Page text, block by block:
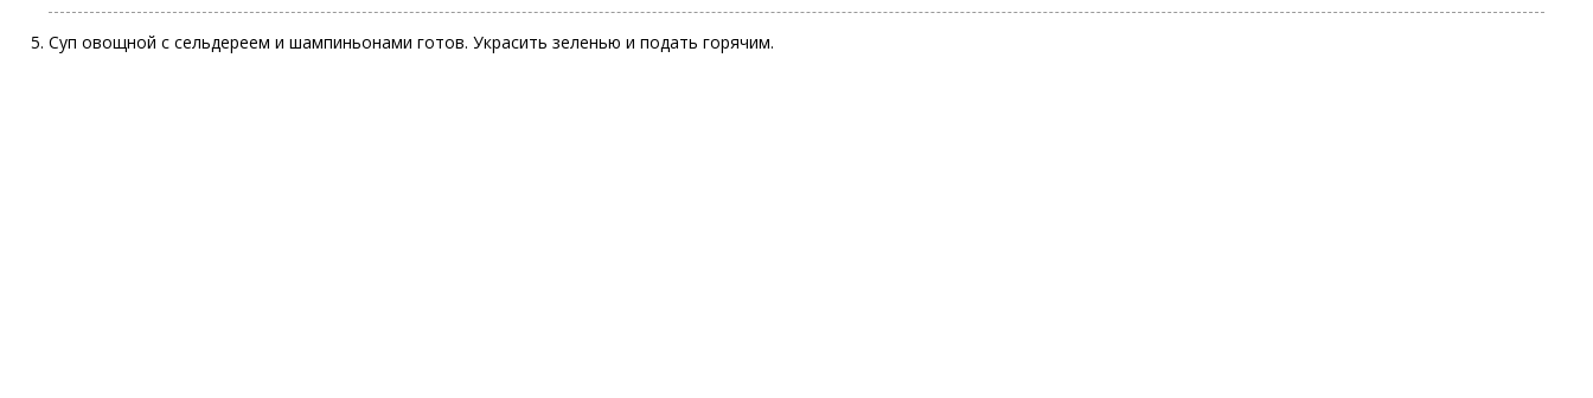
Суп овощной с сельдереем и шампиньонами готов. Украсить зеленью и подать горячим.